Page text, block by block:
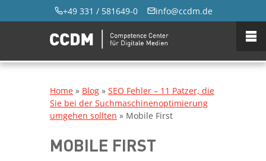
+49 331 / 581649-0 info@ccdm.de
Home » Blog » SEO Fehler – 11 Patzer, die
Sie bei der Suchmaschinenoptimierung
umgehen sollten » Mobile First
MOBILE FIRST